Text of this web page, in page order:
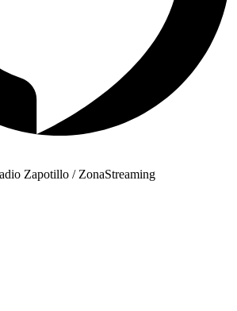
Zapotillo / ZonaStreaming